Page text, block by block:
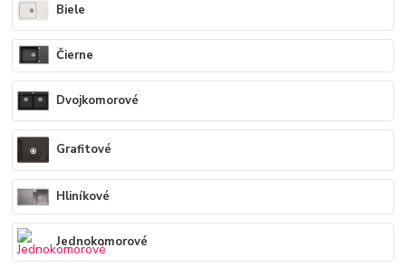
Biele
Čierne
Dvojkomorové
Grafitové
Hliníkové
Jednokomorové